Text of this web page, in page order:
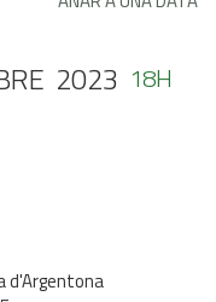
2023 18H
d'Argentona